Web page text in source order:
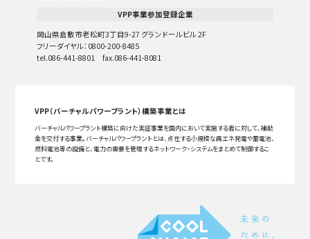
VPP事業参加登録企業
岡山県倉敷市老松町3丁目9-27 グランドールビル 2F
フリーダイヤル：0800-200-8485
tel.086-441-8801 fax.086-441-8081
VPP（バーチャルパワープラント）構築事業とは
バーチャルパワープラント構築に向けた実証事業を国内において実施する者に対して、補助
金を交付する事業。バーチャルパワープラントとは、点在する小規模な再エネ発電や蓄電池、
燃料電池等の設備と、電力の需要を管理するネットワーク・システムをまとめて制御するこ
とです。